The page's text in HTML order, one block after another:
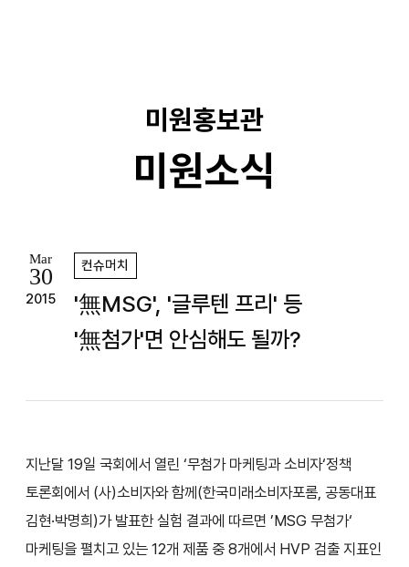
미원홍보관
미원소식
Mar
30
2015
컨슈머치
'無MSG', '글루텐 프리' 등
'無첨가'면 안심해도 될까?
지난달 19일 국회에서 열린 ‘무첨가 마케팅과 소비자‘정책
토론회에서 (사)소비자와 함께(한국미래소비자포롬, 공동대표
김현·박명희)가 발표한 실험 결과에 따르면 ’MSG 무첨가‘
마케팅을 펼치고 있는 12개 제품 중 8개에서 HVP 검출 지표인